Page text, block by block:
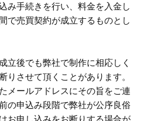
み手続きを行い、料金を入金し
で売買契約が成立するものとし
立後でも弊社で制作に相応しく
りさせて頂くことがあります。
メールアドレスにその旨をご連
の申込み段階で弊社が公序良俗